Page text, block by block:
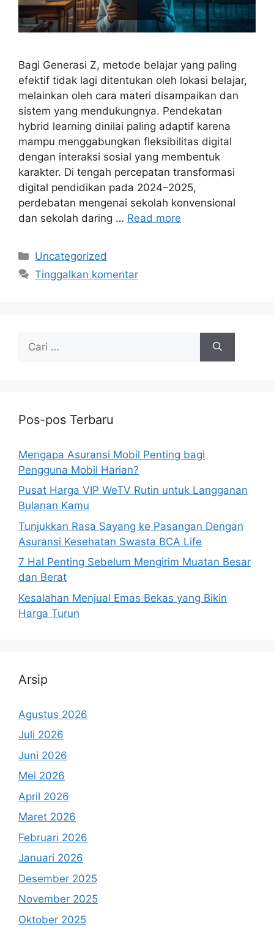
Bagi Generasi Z, metode belajar yang paling
efektif tidak lagi ditentukan oleh lokasi belajar,
melainkan oleh cara materi disampaikan dan
sistem yang mendukungnya. Pendekatan
hybrid learning dinilai paling adaptif karena
mampu menggabungkan fleksibilitas digital
dengan interaksi sosial yang membentuk
karakter. Di tengah percepatan transformasi
digital pendidikan pada 2024–2025,
perdebatan mengenai sekolah konvensional
dan sekolah daring … Read more
Kategori
Uncategorized
Tinggalkan komentar
untuk:
Pos-pos Terbaru
Mengapa Asuransi Mobil Penting bagi
Pengguna Mobil Harian?
Pusat Harga VIP WeTV Rutin untuk Langganan
Bulanan Kamu
Tunjukkan Rasa Sayang ke Pasangan Dengan
Asuransi Kesehatan Swasta BCA Life
7 Hal Penting Sebelum Mengirim Muatan Besar
dan Berat
Kesalahan Menjual Emas Bekas yang Bikin
Harga Turun
Arsip
Agustus 2026
Juli 2026
Juni 2026
Mei 2026
April 2026
Maret 2026
Februari 2026
Januari 2026
Desember 2025
November 2025
Oktober 2025